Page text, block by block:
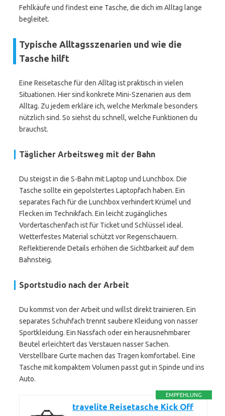
Fehlkäufe und findest eine Tasche, die dich im Alltag lange
begleitet.
Typische Alltagsszenarien und wie die
Tasche hilft
Eine Reisetasche für den Alltag ist praktisch in vielen
Situationen. Hier sind konkrete Mini-Szenarien aus dem
Alltag. Zu jedem erkläre ich, welche Merkmale besonders
nützlich sind. So siehst du schnell, welche Funktionen du
brauchst.
Täglicher Arbeitsweg mit der Bahn
Du steigst in die S-Bahn mit Laptop und Lunchbox. Die
Tasche sollte ein gepolstertes Laptopfach haben. Ein
separates Fach für die Lunchbox verhindert Krümel und
Flecken im Technikfach. Ein leicht zugängliches
Vordertaschenfach ist für Ticket und Schlüssel ideal.
Wetterfestes Material schützt vor Regenschauern.
Reflektierende Details erhöhen die Sichtbarkeit auf dem
Bahnsteig.
Sportstudio nach der Arbeit
Du kommst von der Arbeit und willst direkt trainieren. Ein
separates Schuhfach trennt saubere Kleidung von nasser
Sportkleidung. Ein Nassfach oder ein herausnehmbarer
Beutel erleichtert das Verstauen nasser Sachen.
Verstellbare Gurte machen das Tragen komfortabel. Eine
Tasche mit kompaktem Volumen passt gut in Spinde und ins
Auto.
EMPFEHLUNG
travelite Reisetasche Kick Off